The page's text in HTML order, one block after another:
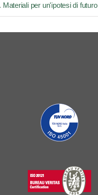
Materiali per un'ipotesi di futuro